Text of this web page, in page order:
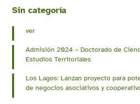
Sin categoría
ver
Admisión 2024 – Doctorado de
Estudios Territoriales
​Los Lagos: Lanzan proyecto para
de negocios asociativos y